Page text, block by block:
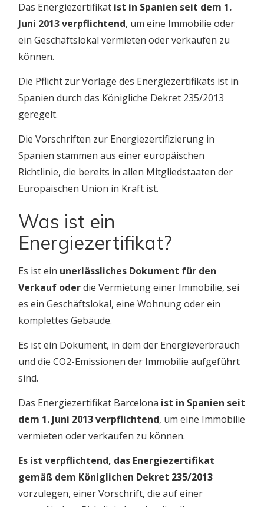
Das Energiezertifikat ist in Spanien seit dem 1.
Juni 2013 verpflichtend, um eine Immobilie oder
ein Geschäftslokal vermieten oder verkaufen zu
können.
Die Pflicht zur Vorlage des Energiezertifikats ist in
Spanien durch das Königliche Dekret 235/2013
geregelt.
Die Vorschriften zur Energiezertifizierung in
Spanien stammen aus einer europäischen
Richtlinie, die bereits in allen Mitgliedstaaten der
Europäischen Union in Kraft ist.
Was ist ein
Energiezertifikat?
Es ist ein unerlässliches Dokument für den
Verkauf oderdie Vermietung einer Immobilie, sei
es ein Geschäftslokal, eine Wohnung oder ein
komplettes Gebäude.
Es ist ein Dokument, in dem der Energieverbrauch
und die CO2-Emissionen der Immobilie aufgeführt
sind.
Das Energiezertifikat Barcelona ist in Spanien seit
dem 1. Juni 2013 verpflichtend, um eine Immobilie
vermieten oder verkaufen zu können.
Es ist verpflichtend, das Energiezertifikat
gemäß dem Königlichen Dekret 235/2013
vorzulegen, einer Vorschrift, die auf einer